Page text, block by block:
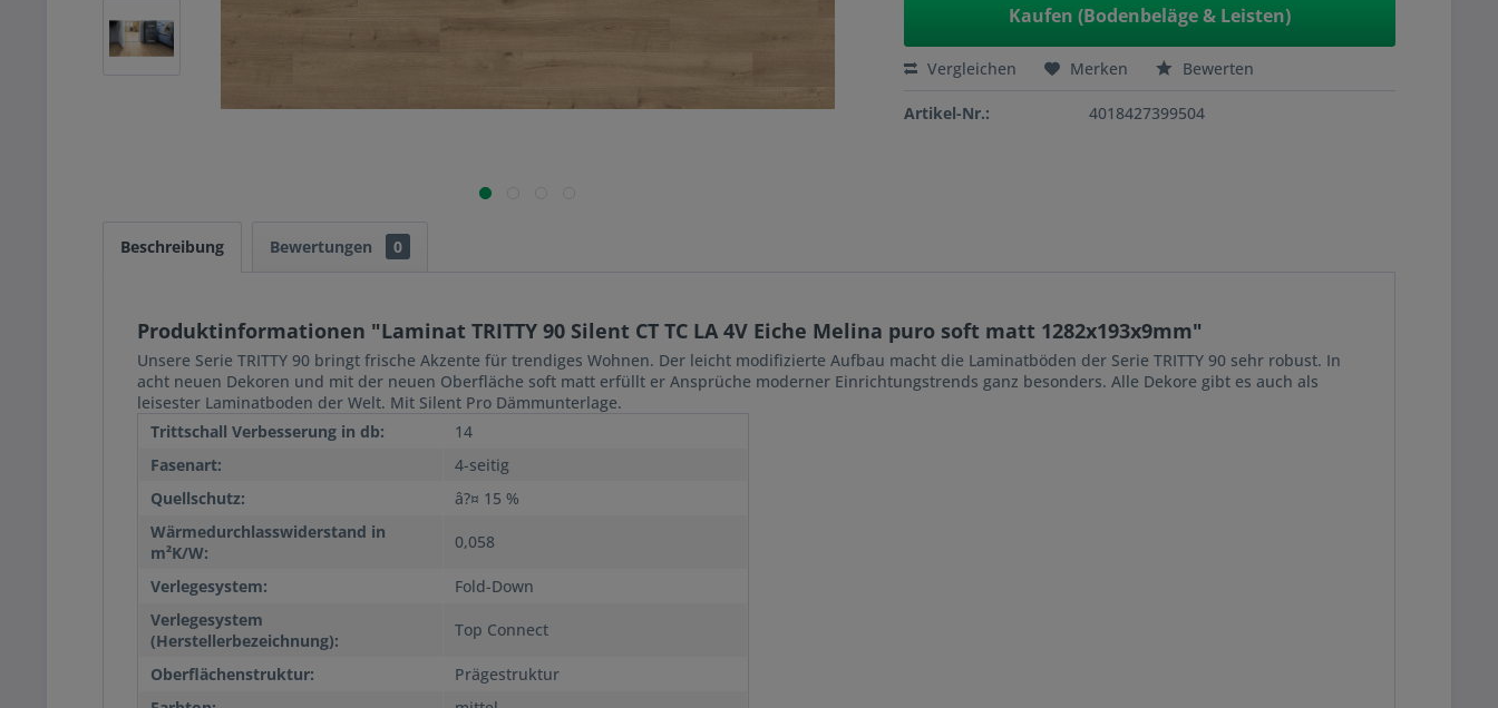
Kaufen (Bodenbeläge & Leisten)
Vergleichen Merken Bewerten
Artikel-Nr.: 4018427399504
Beschreibung Bewertungen 0
Produktinformationen "Laminat TRITTY 90 Silent CT TC LA 4V Eiche Melina puro soft matt 1282x193x9mm"
Unsere Serie TRITTY 90 bringt frische Akzente für trendiges Wohnen. Der leicht modifizierte Aufbau macht die Laminatböden der Serie TRITTY 90 sehr robust. In
acht neuen Dekoren und mit der neuen Oberfläche soft matt erfüllt er Ansprüche moderner Einrichtungstrends ganz besonders. Alle Dekore gibt es auch als
leisester Laminatboden der Welt. Mit Silent Pro Dämmunterlage.
Trittschall Verbesserung in db:
14
Fasenart:
4-seitig
Quellschutz:
â?¤ 15 %
Wärmedurchlasswiderstand in
m²K/W:
0,058
Verlegesystem:
Fold-Down
Verlegesystem
(Herstellerbezeichnung):
Top Connect
Oberflächenstruktur:
Prägestruktur